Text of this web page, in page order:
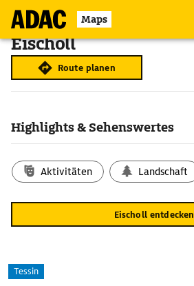
Maps
Eischoll
Route planen
Highlights & Sehenswertes
Aktivitäten Landschaft
Eischoll entdecken
Tessin